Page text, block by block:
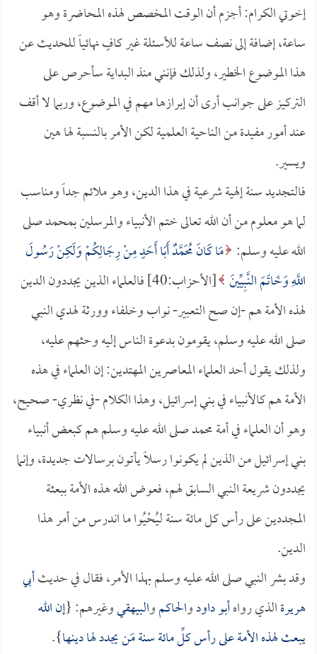
إخوتي الكرام: أجزم أن الوقت المخصص لهذه المحاضرة وهو
ساعة، إضافة إلى نصف ساعة للأسئلة غير كافٍ نهائياً للحديث عن
هذا الموضوع الخطير، ولذلك فإنني منذ البداية سأحرص على
التركيز على جوانب أرى أن إبرازها مهم في الموضوع، وربما لا أقف
عند أمور مفيدة من الناحية العلمية لكن الأمر بالنسبة لها هين
ويسير.
فالتجديد سنة إلهية شرعية في هذا الدين، وهو ملائم جداً ومناسب
لما هو معلوم من أن الله تعالى ختم الأنبياء والمرسلين بمحمد صلى
الله عليه وسلم: مَا كَانَ مُحَمَّدٌ أَبَا أَحَدٍ مِنْ رِجَالِكُمْ وَلَكِنْ رَسُولَ
اللَّهِ وَخَاتَمَ النَّبِيِّينَ
[الأحزاب:40] فالعلماء الذين يجددون الدين
لهذه الأمة هم -إن صح التعبير- نواب وخلفاء وورثة لهدي النبي
صلى الله عليه وسلم، يقومون بدعوة الناس إليه وحثهم عليه،
ولذلك يقول أحد العلماء المعاصرين المهتدين: إن العلماء في هذه
الأمة هم كالأنبياء في بني إسرائيل، وهذا الكلام -في نظري- صحيح،
وهو أن العلماء في أمة محمد صلى الله عليه وسلم هم كبعض أنبياء
بني إسرائيل من الذين لم يكونوا رسلاً يأتون برسالات جديدة، وإنما
يجددون شريعة النبي السابق لهم، فعوض الله هذه الأمة ببعثة
المجددين على رأس كل مائة سنة ليُحْيُوا ما اندرس من أمر هذا
الدين.
وقد بشر النبي صلى الله عليه وسلم بهذا الأمر، فقال في حديثأبي
هريرةالذي رواهأبو داودوالحاكموالبيهقيوغيرهم: {إن الله
يبعث لهذه الأمة على رأس كلِّ مائة سنة مَن يجدد لها دينها}.